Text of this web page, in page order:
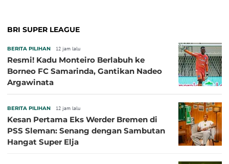
BRI SUPER LEAGUE
BERITA PILIHAN 12 jam lalu
Resmi! Kadu Monteiro Berlabuh ke
Borneo FC Samarinda, Gantikan Nadeo
Argawinata
BERITA PILIHAN 12 jam lalu
Kesan Pertama Eks Werder Bremen di
PSS Sleman: Senang dengan Sambutan
Hangat Super Elja